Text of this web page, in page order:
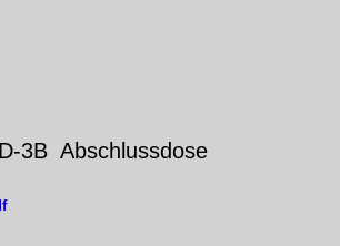
3B Abschlussdose